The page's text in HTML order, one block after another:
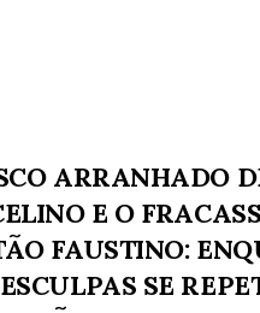
ARRANHADO
E O
FAUSTINO:
SE